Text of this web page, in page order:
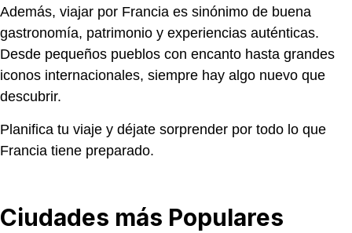
Además, viajar por Francia es sinónimo de buena
gastronomía, patrimonio y experiencias auténticas.
Desde pequeños pueblos con encanto hasta grandes
iconos internacionales, siempre hay algo nuevo que
descubrir.
Planifica tu viaje y déjate sorprender por todo lo que
Francia tiene preparado.
Ciudades más Populares